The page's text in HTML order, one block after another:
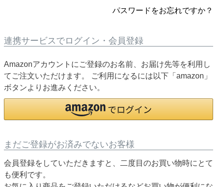
パスワードをお忘れですか？
連携サービスでログイン・会員登録
Amazonアカウントにご登録のお名前、お届け先等を利用し
てご注文いただけます。 ご利用になるには以下「amazon」
ボタンよりお進みください。
まだご登録がお済みでないお客様
会員登録をしていただきますと、二度目のお買い物時にとて
も便利です。